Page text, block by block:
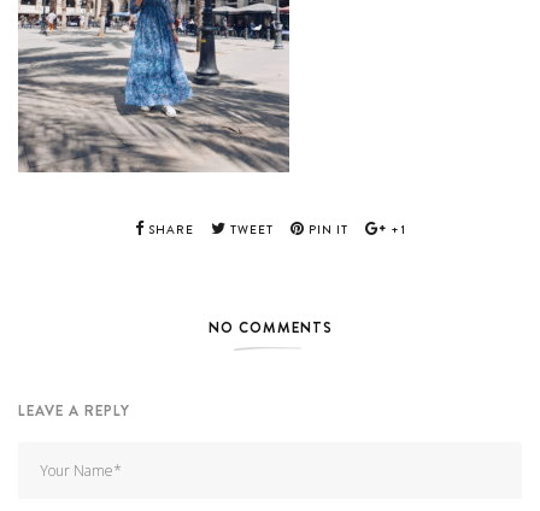
SHARE TWEET PIN IT +1
NO COMMENTS
LEAVE A REPLY